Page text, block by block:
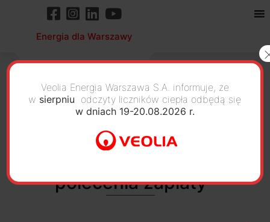
Energia dla Warszawy
rachunku – formularz
polecenia zapłaty
Veolia Energia Warszawa S.A. informuje, że
w sierpniu odczyty liczników ciepła odbędą się
w dniach 19-20.08.2026 r.